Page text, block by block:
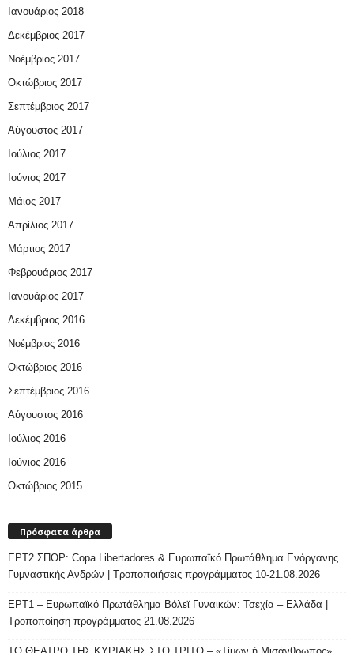
Ιανουάριος 2018
Δεκέμβριος 2017
Νοέμβριος 2017
Οκτώβριος 2017
Σεπτέμβριος 2017
Αύγουστος 2017
Ιούλιος 2017
Ιούνιος 2017
Μάιος 2017
Απρίλιος 2017
Μάρτιος 2017
Φεβρουάριος 2017
Ιανουάριος 2017
Δεκέμβριος 2016
Νοέμβριος 2016
Οκτώβριος 2016
Σεπτέμβριος 2016
Αύγουστος 2016
Ιούλιος 2016
Ιούνιος 2016
Οκτώβριος 2015
Πρόσφατα άρθρα
ΕΡΤ2 ΣΠΟΡ: Copa Libertadores & Ευρωπαϊκό Πρωτάθλημα Ενόργανης
Γυμναστικής Ανδρών | Τροποποιήσεις προγράμματος 10-21.08.2026
ΕΡΤ1 – Ευρωπαϊκό Πρωτάθλημα Βόλεϊ Γυναικών: Τσεχία – Ελλάδα |
Τροποποίηση προγράμματος 21.08.2026